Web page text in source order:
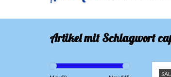
Artikel mit Schlagwort
3/